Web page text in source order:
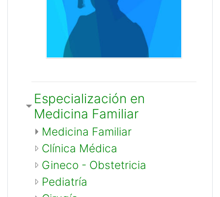
Especialización en
Medicina Familiar
Medicina Familiar
Clínica Médica
Gineco - Obstetricia
Pediatría